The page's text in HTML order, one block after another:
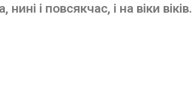
і повсякчас, і на віки віків.